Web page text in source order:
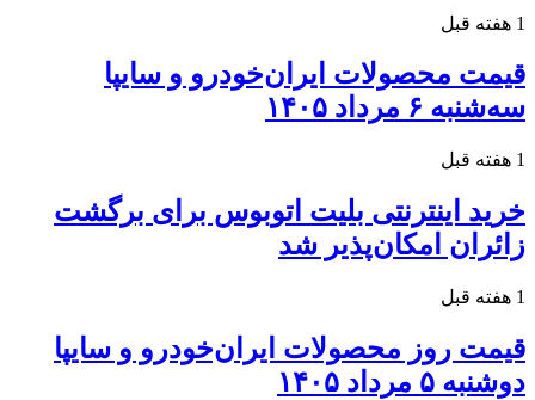
1 هفته قبل
قیمت محصولات ایران‌خودرو و سایپا
سه‌شنبه ۶ مرداد ۱۴۰۵
1 هفته قبل
خرید اینترنتی بلیت اتوبوس برای برگشت
زائران امکان‌پذیر شد
1 هفته قبل
قیمت روز محصولات ایران‌خودرو و سایپا
دوشنبه ۵ مرداد ۱۴۰۵